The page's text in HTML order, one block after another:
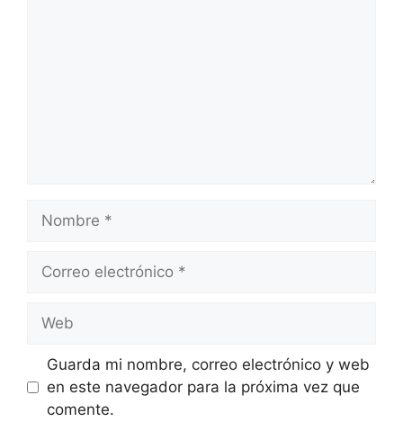
Nombre
Correo
Web
Guarda mi nombre, correo electrónico y web
en este navegador para la próxima vez que
comente.